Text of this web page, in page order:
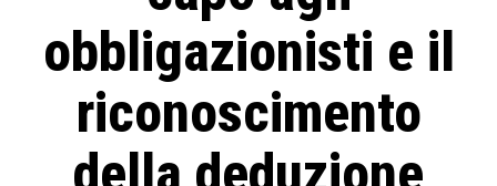
obbligazionisti e il
riconoscimento